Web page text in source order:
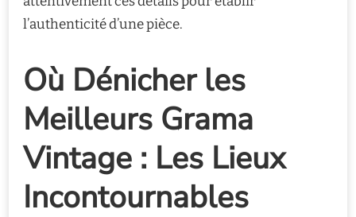
l’authenticité d’une pièce.
Où Dénicher les
Meilleurs Grama
Vintage : Les Lieux
Incontournables